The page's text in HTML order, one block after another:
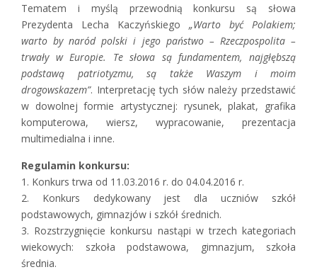
Tematem i myślą przewodnią konkursu są słowa
Prezydenta Lecha Kaczyńskiego „Warto być Polakiem;
warto by naród polski i jego państwo – Rzeczpospolita –
trwały w Europie. Te słowa są fundamentem, najgłębszą
podstawą patriotyzmu, są także Waszym i moim
drogowskazem”. Interpretację tych słów należy przedstawić
w dowolnej formie artystycznej: rysunek, plakat, grafika
komputerowa, wiersz, wypracowanie, prezentacja
multimedialna i inne.
Regulamin konkursu:
1. Konkurs trwa od 11.03.2016 r. do 04.04.2016 r.
2. Konkurs dedykowany jest dla uczniów szkół
podstawowych, gimnazjów i szkół średnich.
3. Rozstrzygnięcie konkursu nastąpi w trzech kategoriach
wiekowych: szkoła podstawowa, gimnazjum, szkoła
średnia.